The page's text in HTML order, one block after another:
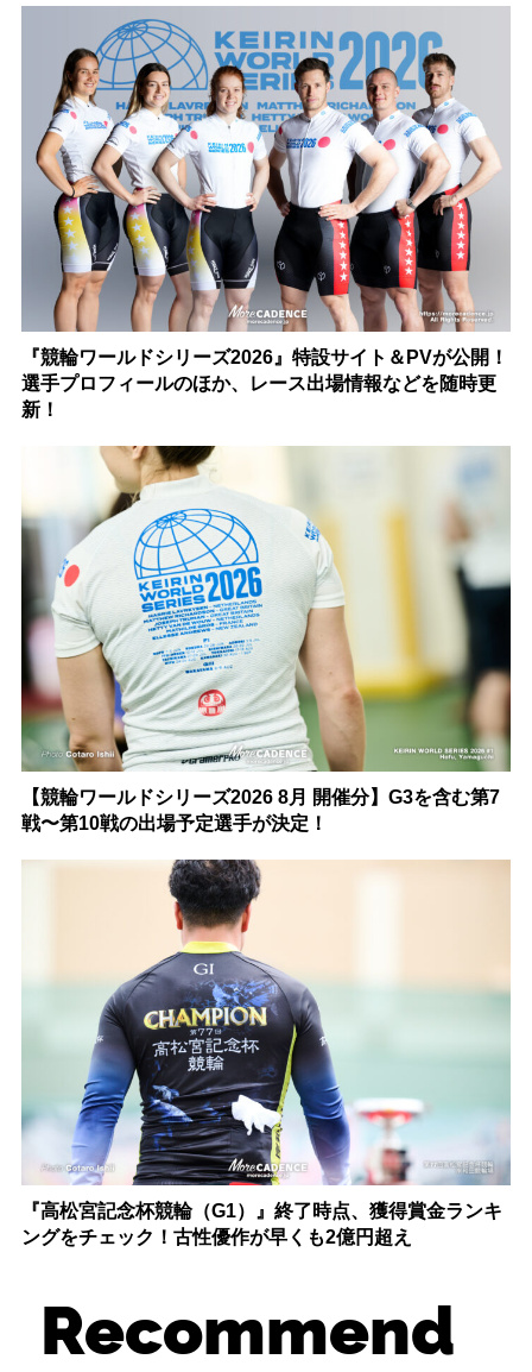
『競輪ワールドシリーズ2026』特設サイト＆PVが公開！
選手プロフィールのほか、レース出場情報などを随時更
新！
【競輪ワールドシリーズ2026 8月 開催分】G3を含む第7
戦〜第10戦の出場予定選手が決定！
『高松宮記念杯競輪（G1）』終了時点、獲得賞金ランキ
ングをチェック！古性優作が早くも2億円超え
Recommend